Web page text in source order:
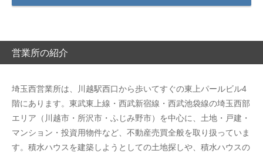
営業所の紹介
埼玉西営業所は、川越駅西口から歩いてすぐの東上パールビル4
階にあります。東武東上線・西武新宿線・西武池袋線の埼玉西部
エリア（川越市・所沢市・ふじみ野市）を中心に、土地・戸建・
マンション・投資用物件など、不動産売買全般を取り扱っていま
す。積水ハウスを建築しようとしての土地探しや、積水ハウスの